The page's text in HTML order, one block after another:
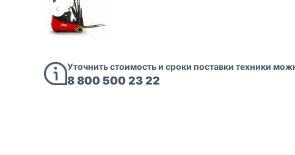
Уточнить стоимость и сроки поставки техники
8 800 500 23 22